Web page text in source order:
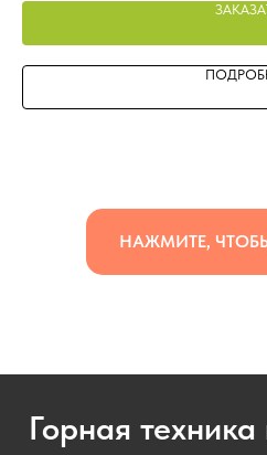
НАЖМИТЕ,
Горная